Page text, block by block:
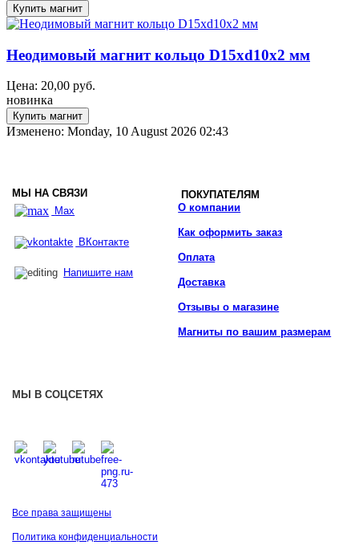
Неодимовый магнит кольцо D15xd10x2 мм
Цена: 20,00 руб.
новинка
Изменено: Monday, 10 August 2026 02:43
МЫ НА СВЯЗИ
ПОКУПАТЕЛЯМ
Max
ВКонтакте
Напишите нам
О компании
Как оформить заказ
Оплата
Доставка
Отзывы о магазине
Магниты по вашим размерам
МЫ В СОЦСЕТЯХ
Все права защищены
Политика конфиденциальности